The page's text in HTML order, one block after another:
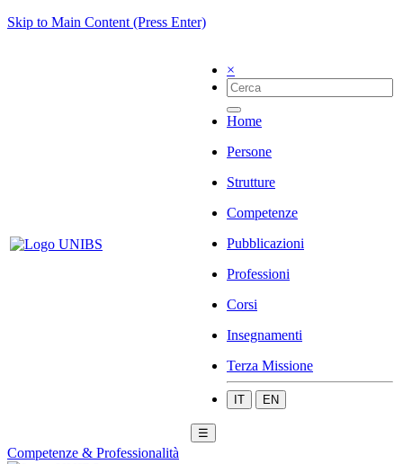
Skip to Main Content (Press Enter)
×
Home
Persone
Strutture
Competenze
Pubblicazioni
Professioni
Corsi
Insegnamenti
Terza Missione
IT EN
☰
Competenze & Professionalità